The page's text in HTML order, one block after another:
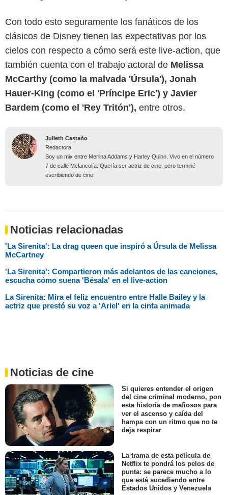
Con todo esto seguramente los fanáticos de los
clásicos de Disney tienen las expectativas por los
cielos con respecto a cómo será este live-action, que
también cuenta con el trabajo actoral de Melissa
McCarthy (como la malvada 'Úrsula'), Jonah
Hauer-King (como el 'Príncipe Eric') y Javier
Bardem (como el 'Rey Tritón'), entre otros.
Julieth Castaño
Redactora
Soy un mix entre Merlina Addams y Harley Quinn. Vivo en el número
7 de calle Melancolía. Quería ser actriz de cine, pero terminé
escribiendo de cine
Noticias relacionadas
'La Sirenita': La drag queen que inspiró a Úrsula de Melissa
McCartney
'La Sirenita': Compartieron más adelantos de las canciones,
escucha cómo suena 'Bésala' en el live-action
La Sirenita: Mira el feliz encuentro entre Halle Bailey y la
actriz que prestó su voz a 'Ariel' en la cinta animada
Noticias de cine
Si quieres entender el origen
del cine criminal moderno, pon
esta historia de mafiosos para
ver el ascenso y caída del
hampa con un ritmo que no te
deja respirar
La trama de esta película de
Netflix te pondrá los pelos de
punta: se parece mucho a lo
que está sucediendo entre
Estados Unidos y Venezuela